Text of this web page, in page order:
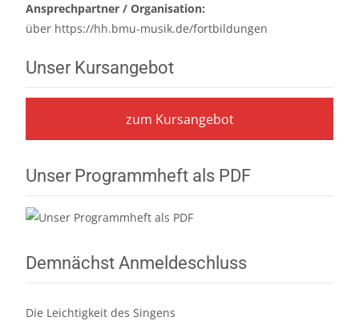
Ansprechpartner / Organisation:
über https://hh.bmu-musik.de/fortbildungen
Unser Kursangebot
zum Kursangebot
Unser Programmheft als PDF
Demnächst Anmeldeschluss
Die Leichtigkeit des Singens